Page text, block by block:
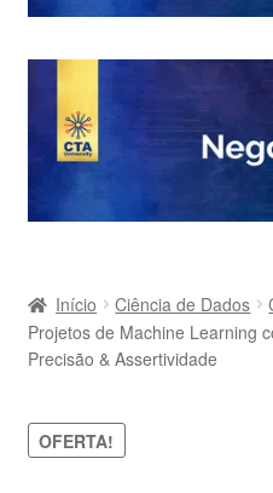
Início Ciência de Dados
Projetos de Machine Learning
Precisão & Assertividade
OFERTA!